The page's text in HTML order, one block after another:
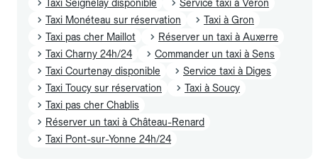
Taxi Seignelay disponible
Service taxi à Véron
Taxi Monéteau sur réservation
Taxi à Gron
Taxi pas cher Maillot
Réserver un taxi à Auxerre
Taxi Charny 24h/24
Commander un taxi à Sens
Taxi Courtenay disponible
Service taxi à Diges
Taxi Toucy sur réservation
Taxi à Soucy
Taxi pas cher Chablis
Réserver un taxi à Château-Renard
Taxi Pont-sur-Yonne 24h/24